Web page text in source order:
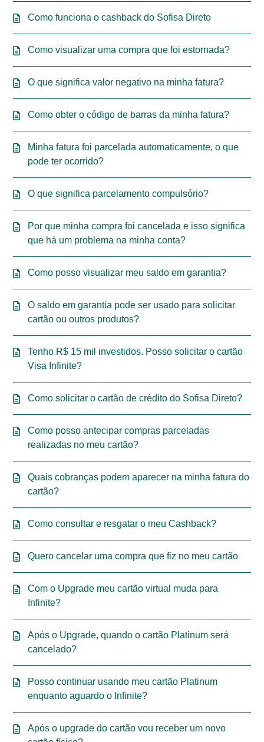
Como funciona o cashback do Sofisa Direto
Como visualizar uma compra que foi estornada?
O que significa valor negativo na minha fatura?
Como obter o código de barras da minha fatura?
Minha fatura foi parcelada automaticamente, o que
pode ter ocorrido?
O que significa parcelamento compulsório?
Por que minha compra foi cancelada e isso significa
que há um problema na minha conta?
Como posso visualizar meu saldo em garantia?
O saldo em garantia pode ser usado para solicitar
cartão ou outros produtos?
Tenho R$ 15 mil investidos. Posso solicitar o cartão
Visa Infinite?
Como solicitar o cartão de crédito do Sofisa Direto?
Como posso antecipar compras parceladas
realizadas no meu cartão?
Quais cobranças podem aparecer na minha fatura do
cartão?
Como consultar e resgatar o meu Cashback?
Quero cancelar uma compra que fiz no meu cartão
Com o Upgrade meu cartão virtual muda para
Infinite?
Após o Upgrade, quando o cartão Platinum será
cancelado?
Posso continuar usando meu cartão Platinum
enquanto aguardo o Infinite?
Após o upgrade do cartão vou receber um novo